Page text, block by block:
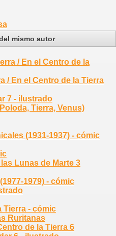
mismo autor
/ En el Centro de la
/ En el Centro de la Tierra
7 - ilustrado
Tierra, Venus)
(1931-1937) - cómic
Lunas de Marte 3
1979) - cómic
Tierra - cómic
Ruritanas
de la Tierra 6